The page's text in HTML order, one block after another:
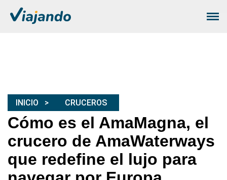
INICIO CRUCEROS
Cómo es el AmaMagna, el
crucero de AmaWaterways
que redefine el lujo para